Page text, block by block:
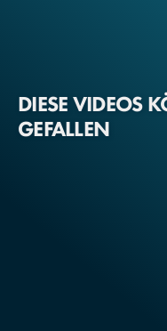
DIESE VIDEOS
GEFALLEN